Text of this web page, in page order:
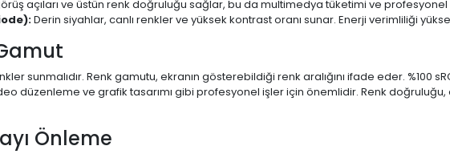
açıları ve üstün renk doğruluğu sağlar, bu da multimedya tüketimi ve profesyonel
Derin siyahlar, canlı renkler ve yüksek kontrast oranı sunar. Enerji verimliliği
sunmalıdır. Renk gamutu, ekranın gösterebildiği renk aralığını ifade eder. %100
düzenleme ve grafik tasarımı gibi profesyonel işler için önemlidir. Renk
Önleme